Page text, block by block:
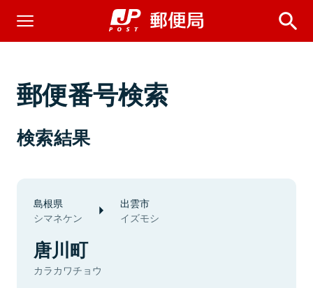
郵便番号検索
検索結果
島根県
シマネケン
出雲市
イズモシ
唐川町
カラカワチョウ